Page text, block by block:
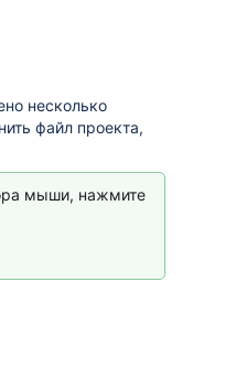
несколько
файл проекта,
мыши, нажмите